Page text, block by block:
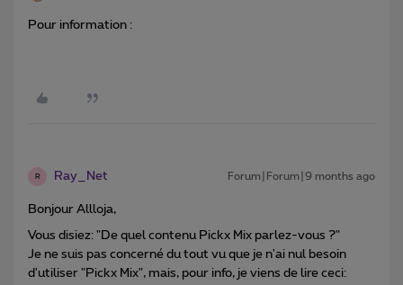
Pour information :
R Ray_Net Forum|Forum|9 months ago
Bonjour Allloja,
Vous disiez: "De quel contenu Pickx Mix parlez-vous ?"
Je ne suis pas concerné du tout vu que je n'ai nul besoin
d'utiliser "Pickx Mix", mais, pour info, je viens de lire ceci: